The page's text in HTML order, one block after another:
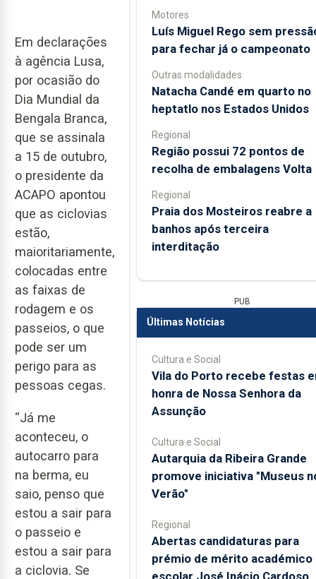
Em declarações
à agência Lusa,
por ocasião do
Dia Mundial da
Bengala Branca,
que se assinala
a 15 de outubro,
o presidente da
ACAPO apontou
que as ciclovias
estão,
maioritariamente,
colocadas entre
as faixas de
rodagem e os
passeios, o que
pode ser um
perigo para as
pessoas cegas.
“Já me
aconteceu, o
autocarro para
na berma, eu
saio, penso que
estou a sair para
o passeio e
estou a sair para
a ciclovia. Se
Motores
Luís Miguel Rego sem
para fechar já o campeonato
Outras modalidades
Natacha Candé em quarto no
heptatlo nos Estados Unidos
Regional
Região possui 72 pontos de
recolha de embalagens Volta
Regional
Praia dos Mosteiros reabre a
banhos após terceira
interditação
PUB
Últimas Notícias
Cultura e Social
Vila do Porto recebe festas
honra de Nossa Senhora da
Assunção
Cultura e Social
Autarquia da Ribeira Grande
promove iniciativa "Museus
Verão"
Regional
Abertas candidaturas para
prémio de mérito académico
escolar José Inácio Cardoso